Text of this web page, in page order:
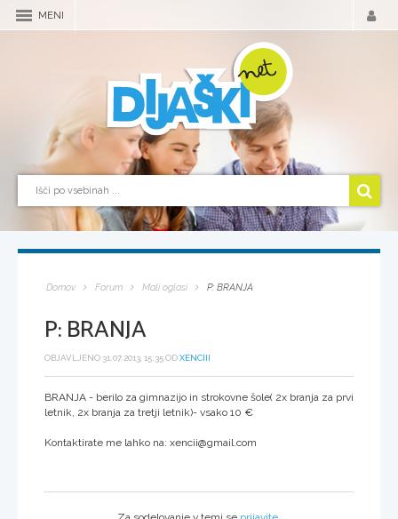
MENI
Domov Forum Mali oglasi P: BRANJA
P: BRANJA
OBJAVLJENO 31.07.2013, 15:35 ODXENCIII
BRANJA - berilo za gimnazijo in strokovne šole( 2x branja za prvi
letnik, 2x branja za tretji letnik)- vsako 10 €
Kontaktirate me lahko na: xencii@gmail.com